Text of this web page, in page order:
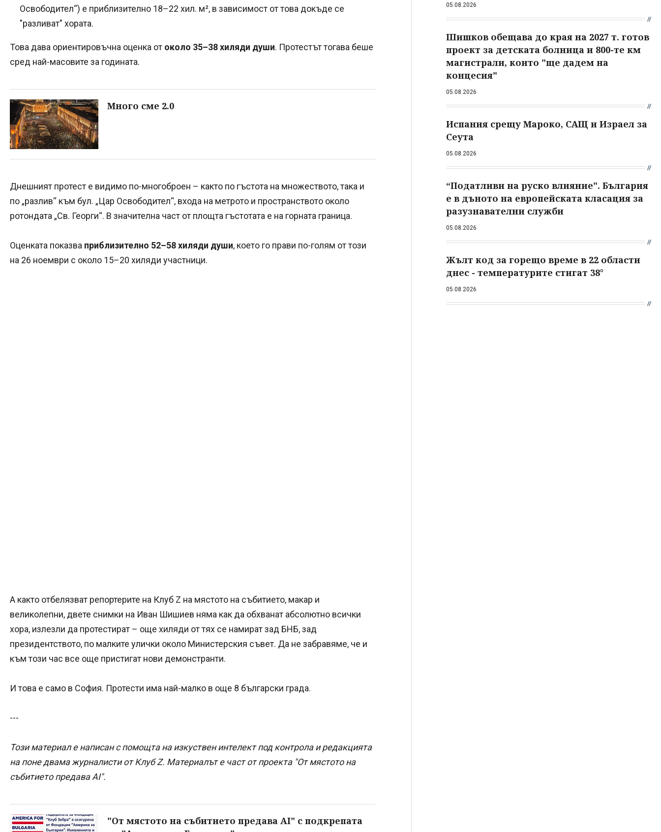
Освободител“) е приблизително 18–22 хил. м², в зависимост от това докъде се
"разливат" хората.
Това дава ориентировъчна оценка от около 35–38 хиляди души. Протестът тогава беше
сред най-масовите за годината.
Много сме 2.0
Днешният протест е видимо по-многоброен – както по гъстота на множеството, така и
по „разлив“ към бул. „Цар Освободител“, входа на метрото и пространството около
ротондата „Св. Георги“. В значителна част от площта гъстотата е на горната граница.
Оценката показва приблизително 52–58 хиляди души, което го прави по-голям от този
на 26 ноември с около 15–20 хиляди участници.
А както отбелязват репортерите на Клуб Z на мястото на събитието, макар и
великолепни, двете снимки на Иван Шишиев няма как да обхванат абсолютно всички
хора, излезли да протестират – още хиляди от тях се намират зад БНБ, зад
президентството, по малките улички около Министерския съвет. Да не забравяме, че и
към този час все още пристигат нови демонстранти.
И това е само в София. Протести има най-малко в още 8 български града.
---
Този материал е написан с помощта на изкуствен интелект под контрола и редакцията
на поне двама журналисти от Клуб Z. Материалът е част от проекта "От мястото на
събитието предава AI".
"От мястото на събитието предава AI" с подкрепата
05.08.2026
Шишков обещава до края на 2027 т. готов
проект за детската болница и 800-те км
магистрали, които "ще дадем на
концесия"
05.08.2026
Испания срещу Мароко, САЩ и Израел за
Сеута
05.08.2026
“Податливи на руско влияние". България
е в дъното на европейската класация за
разузнавателни служби
05.08.2026
Жълт код за горещо време в 22 области
днес - температурите стигат 38°
05.08.2026